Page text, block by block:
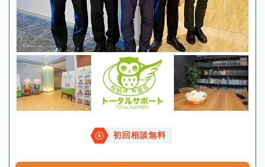
初回相談無料